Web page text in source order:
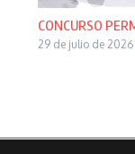
CONCURSO
29 de julio de 2026